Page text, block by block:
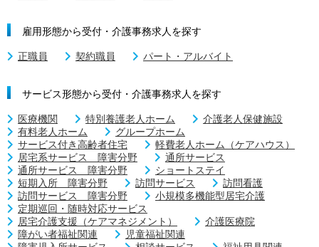
雇用形態から受付・介護事務求人を探す
正職員 契約職員 パート・アルバイト
サービス形態から受付・介護事務求人を探す
医療機関 特別養護老人ホーム
介護老人保健施設
有料老人ホーム
グループホーム
サービス付き高齢者住宅
軽費老人ホーム（ケアハウス）
居宅系サービス 障害分野
通所サービス
通所サービス 障害分野
ショートステイ
短期入所 障害分野
訪問サービス
訪問看護
訪問サービス 障害分野
小規模多機能型居宅介護
定期巡回・随時対応サービス
居宅介護支援（ケアマネジメント）
介護医療院
障がい者福祉関連
児童福祉関連